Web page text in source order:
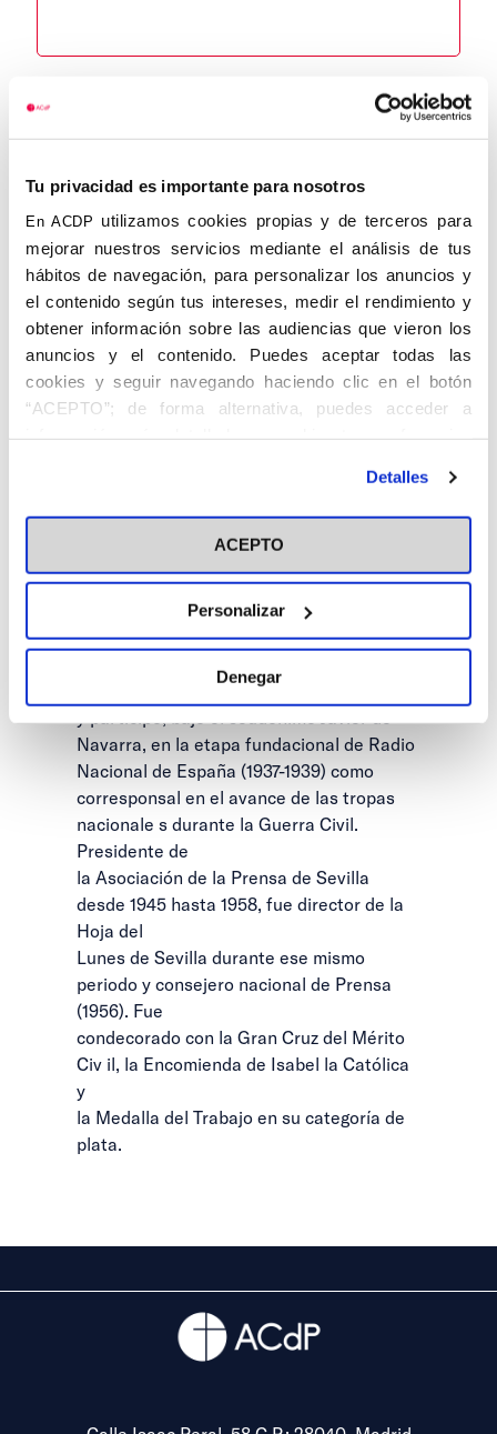
Tu privacidad es importante para nosotros
En ACDP utilizamos cookies propias y de terceros para
mejorar nuestros servicios mediante el análisis de tus
hábitos de navegación, para personalizar los anuncios y
el contenido según tus intereses, medir el rendimiento y
obtener información sobre las audiencias que vieron los
anuncios y el contenido. Puedes aceptar todas las
cookies y seguir navegando haciendo clic en el botón
“ACEPTO”; de forma alternativa, puedes acceder a
información más detallada y cambiar tus preferencias
en el botón "Personalizar". Para más información puedes
visitar nuestra Política de Cookies
Detalles
ACEPTO
Personalizar
Denegar
Navarra . Cintruénigo (Navarra), 1887 –
Sevilla,
1958. Periodista (Registro Oficial de
Periodistas 806).
Nacido en una familia carlista, ingr esó
muy joven como redactor en El Correo de
Andalucía , llegando a ser redactor jefe en
1919. R ecibió la insignia de propagandista
de Andalucía con la corresponsalía en
agencia Fabra y la agencia
norteamericana
Asociated Press , puesto este último que
desempeñó hasta el año 1963. Fue
la primitiva redacción del diario Ya en 1935
Navarra, en la etapa fundacional de Radio
Nacional de España (1937-1939) como
corresponsal en el avance de las tropas
nacionale s durante la Guerra Civil.
Presidente de
la Asociación de la Prensa de Sevilla
desde 1945 hasta 1958, fue director de la
Hoja del
Lunes de Sevilla durante ese mismo
periodo y consejero nacional de Prensa
(1956). Fue
condecorado con la Gran Cruz del Mérito
Civ il, la Encomienda de Isabel la Católica
y
la Medalla del Trabajo en su categoría de
plata.